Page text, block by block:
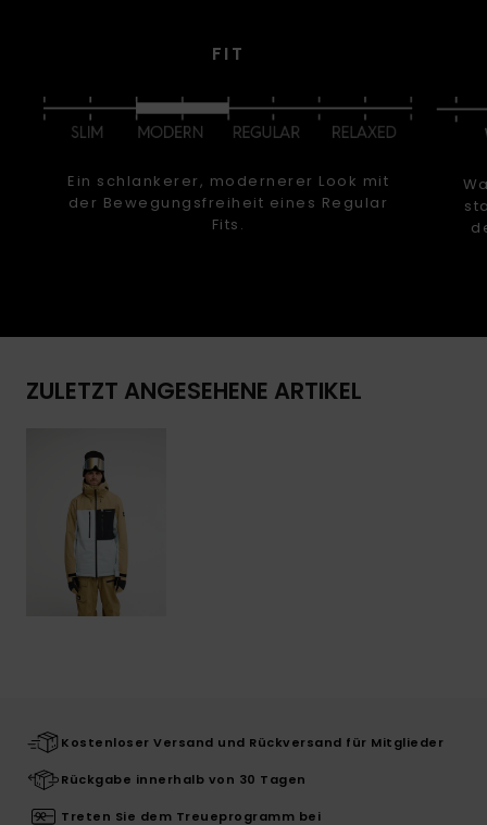
FIT
Ein schlankerer, modernerer Look mit
der Bewegungsfreiheit eines Regular
Fits.
ZULETZT ANGESEHENE ARTIKEL
Kostenloser Versand und Rückversand für Mitglieder
Rückgabe innerhalb von 30 Tagen
Treten Sie dem Treueprogramm bei